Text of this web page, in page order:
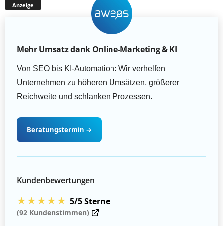
Anzeige
Mehr Umsatz dank Online-Marketing & KI
Von SEO bis KI-Automation: Wir verhelfen
Unternehmen zu höheren Umsätzen, größerer
Reichweite und schlanken Prozessen.
Beratungstermin →
Kundenbewertungen
★★★★★ 5/5 Sterne
(92 Kundenstimmen)